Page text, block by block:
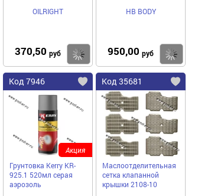
OILRIGHT
370,50 руб Купить
HB BODY
950,00 руб
Код 7946
Грунтовка Kerry KR-
925.1 520мл серая
аэрозоль
Акция
Код 35681
Маслоотделительная
сетка клапанной
крышки 2108-10